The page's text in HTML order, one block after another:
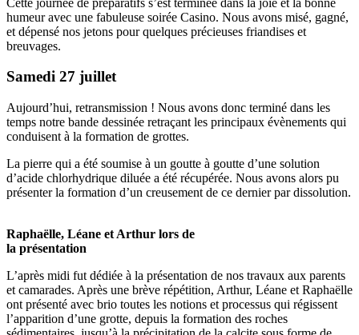
humeur avec une fabuleuse soirée Casino. Nous avons misé, gagné,
et dépensé nos jetons pour quelques précieuses friandises et
breuvages.
Samedi 27 juillet
Aujourd’hui, retransmission ! Nous avons donc terminé dans les
temps notre bande dessinée retraçant les principaux évènements qui
conduisent à la formation de grottes.
La pierre qui a été soumise à un goutte à goutte d’une solution
d’acide chlorhydrique diluée a été récupérée. Nous avons alors pu
présenter la formation d’un creusement de ce dernier par dissolution.
Raphaëlle, Léane et Arthur lors de
la présentation
L’après midi fut dédiée à la présentation de nos travaux aux parents
et camarades. Après une brève répétition, Arthur, Léane et Raphaëlle
ont présenté avec brio toutes les notions et processus qui régissent
l’apparition d’une grotte, depuis la formation des roches